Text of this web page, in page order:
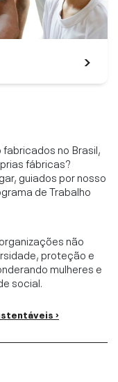
no Brasil,
fábricas?
guiados por nosso
de Trabalho
não
proteção e
mulheres e
social.
›